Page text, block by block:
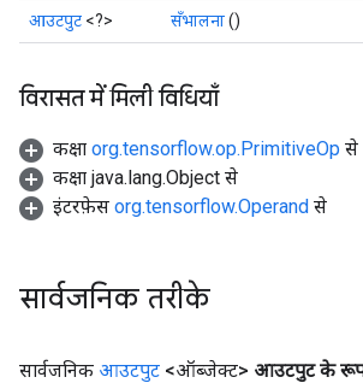
आउटपुट <?> सँभालना()
विरासत में मिली विधियाँ
कक्षा org.tensorflow.op.PrimitiveOp से
कक्षा java.lang.Object से
इंटरफ़ेस org.tensorflow.Operand से
सार्वजनिक तरीके
सार्वजनिक आउटपुट <ऑब्जेक्ट> आउटपुट के